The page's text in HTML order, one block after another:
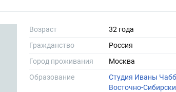
Возраст
32 года
Гражданство
Россия
Город проживания
Москва
Образование
Студия Иваны
Восточно-